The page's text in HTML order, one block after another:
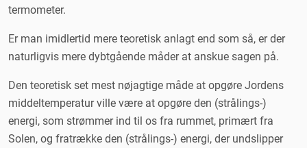
Termometre får hjælp fra oven
termometer.
Er man imidlertid mere teoretisk anlagt end som så, er der
naturligvis mere dybtgående måder at anskue sagen på.
Den teoretisk set mest nøjagtige måde at opgøre Jordens
middeltemperatur ville være at opgøre den (strålings-)
energi, som strømmer ind til os fra rummet, primært fra
Solen, og fratrække den (strålings-) energi, der undslipper